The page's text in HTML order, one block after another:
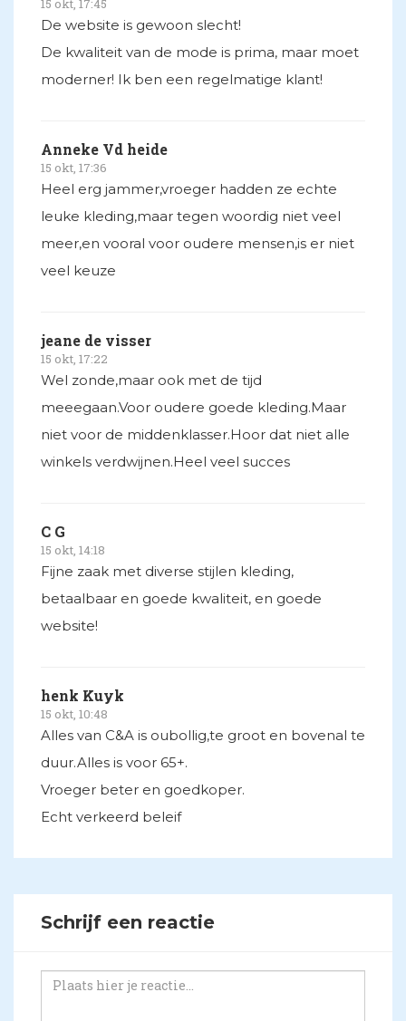
15 okt, 17:45
De website is gewoon slecht!
De kwaliteit van de mode is prima, maar moet
moderner! Ik ben een regelmatige klant!
Anneke Vd heide
15 okt, 17:36
Heel erg jammer,vroeger hadden ze echte
leuke kleding,maar tegen woordig niet veel
meer,en vooral voor oudere mensen,is er niet
veel keuze
jeane de visser
15 okt, 17:22
Wel zonde,maar ook met de tijd
meeegaan.Voor oudere goede kleding.Maar
niet voor de middenklasser.Hoor dat niet alle
winkels verdwijnen.Heel veel succes
C G
15 okt, 14:18
Fijne zaak met diverse stijlen kleding,
betaalbaar en goede kwaliteit, en goede
website!
henk Kuyk
15 okt, 10:48
Alles van C&A is oubollig,te groot en bovenal te
duur.Alles is voor 65+.
Vroeger beter en goedkoper.
Echt verkeerd beleif
Schrijf een reactie